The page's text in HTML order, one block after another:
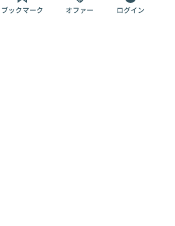
ブックマーク オファー ログイン